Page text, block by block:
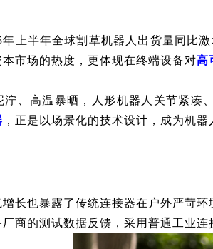
上半年全球割草机器人出货量同比
市场的热度，更体现在终端设备对高
泞、高温暴晒，人形机器人关节紧凑
，正是以场景化的技术设计，成为机
长也暴露了传统连接器在户外严苛环
厂商的测试数据反馈 ，采用普通工业